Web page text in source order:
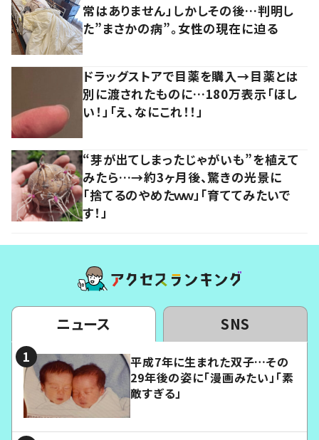
常はありません」しかしその後…判明し
た”まさかの病”。女性の現在に迫る
ドラッグストアで目薬を購入→目薬とは
別に渡されたものに…180万表示「ほし
い！」「え、なにこれ！！」
“芽が出てしまったじゃがいも”を植えて
みたら…→約3ヶ月後、驚きの光景に
「捨てるのやめたｗｗ」「育ててみたいで
す！」
ニュース SNS
平成7年に生まれた双子…その
29年後の姿に「漫画みたい」「素
敵すぎる」